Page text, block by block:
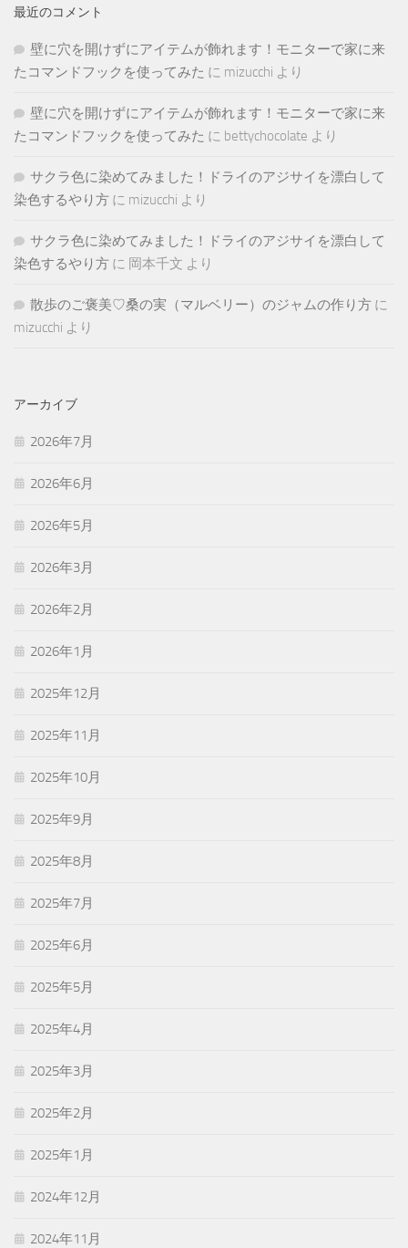
最近のコメント
壁に穴を開けずにアイテムが飾れます！モニターで家に来
たコマンドフックを使ってみた に mizucchi より
壁に穴を開けずにアイテムが飾れます！モニターで家に来
たコマンドフックを使ってみた に bettychocolate より
サクラ色に染めてみました！ドライのアジサイを漂白して
染色するやり方 に mizucchi より
サクラ色に染めてみました！ドライのアジサイを漂白して
染色するやり方 に 岡本千文 より
散歩のご褒美♡桑の実（マルベリー）のジャムの作り方 に
mizucchi より
アーカイブ
2026年7月
2026年6月
2026年5月
2026年3月
2026年2月
2026年1月
2025年12月
2025年11月
2025年10月
2025年9月
2025年8月
2025年7月
2025年6月
2025年5月
2025年4月
2025年3月
2025年2月
2025年1月
2024年12月
2024年11月